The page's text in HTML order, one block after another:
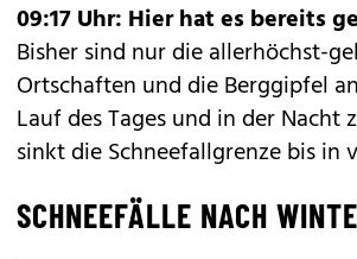
09:17 Uhr: Hier hat es bereits
Bisher sind nur die allerhöchst-
Ortschaften und die Berggipfel
Lauf des Tages und in der Nacht
sinkt die Schneefallgrenze bis in
SCHNEEFÄLLE NACH